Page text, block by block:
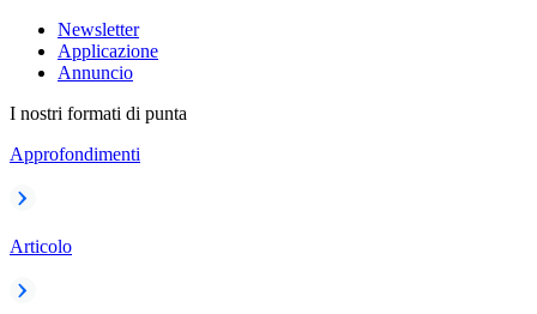
Newsletter
Applicazione
Annuncio
I nostri formati di punta
Approfondimenti
Articolo